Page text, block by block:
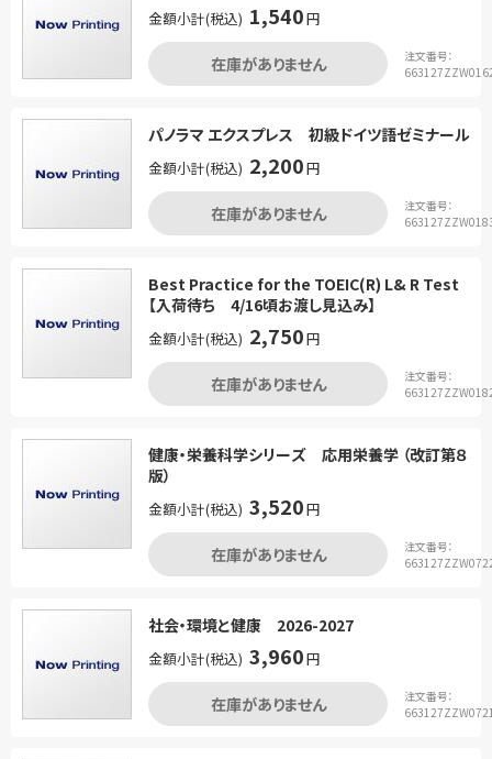
金額小計(税込) 1,540円
在庫がありません
注文番号：
パノラマ エクスプレス 初級ドイツ語ゼミナール
金額小計(税込) 2,200円
在庫がありません
注文番号：
Best Practice for the TOEIC(R) L& R Test
【入荷待ち 4/16頃お渡し見込み】
金額小計(税込) 2,750円
在庫がありません
注文番号：
健康・栄養科学シリーズ 応用栄養学 （改訂第８
版）
金額小計(税込) 3,520円
在庫がありません
注文番号：
社会・環境と健康 2026-2027
金額小計(税込) 3,960円
在庫がありません
注文番号：